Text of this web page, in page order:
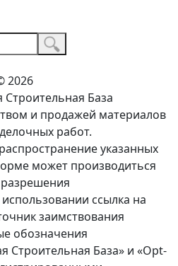
2026
База
и продажей материалов
работ.
указанных
может производиться
ссылка на
заимствования
обозначения
Строительная База» и «Opt-